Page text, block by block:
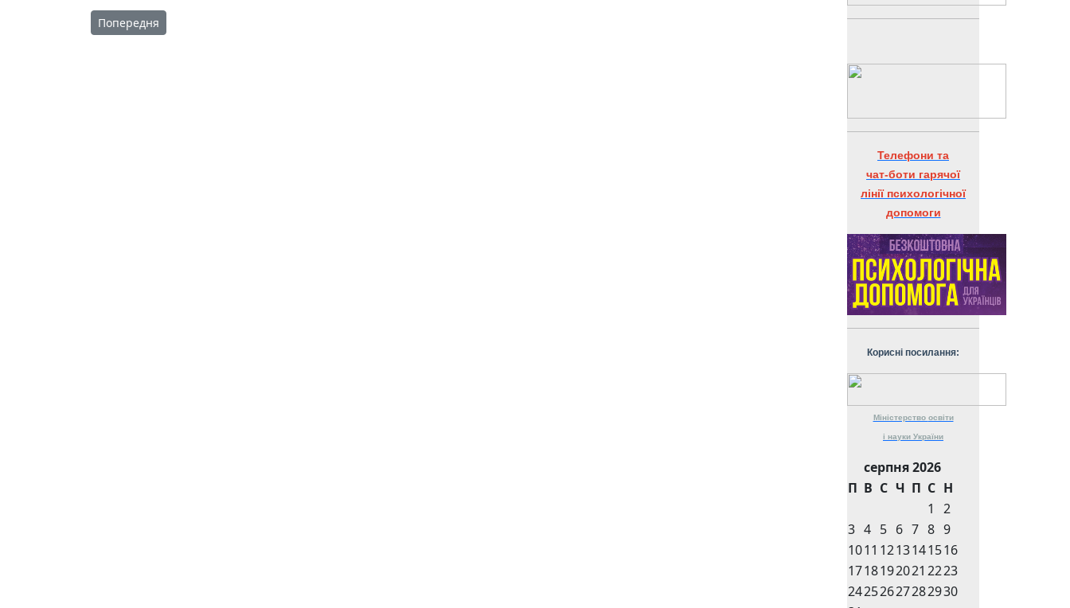
Попередня стаття: Наказ про затвердження Положення про атестацію педагогічних працівників
Попередня
Телефони та
чат-боти гарячої
лінії психологічної
допомоги
Корисні посилання:
Міністерство освіти
і науки України
серпня 2026
П В С Ч П С Н
1
2
3 4 5 6 7 8 9
1011 1213141516
1718192021 2223
24252627282930